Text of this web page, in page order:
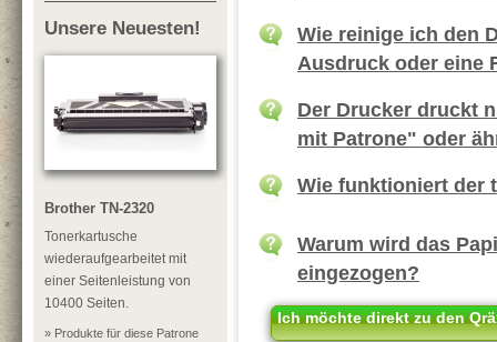
Unsere Neuesten!
Brother TN-2320
Tonerkartusche
wiederaufgearbeitet mit
einer Seitenleistung von
10400 Seiten.
» Produkte für diese Patrone
Wie reinige ich den
Ausdruck oder eine
Der Drucker druckt
mit Patrone" oder
Wie funktioniert der
Warum wird das
eingezogen?
Ich möchte direkt zu den